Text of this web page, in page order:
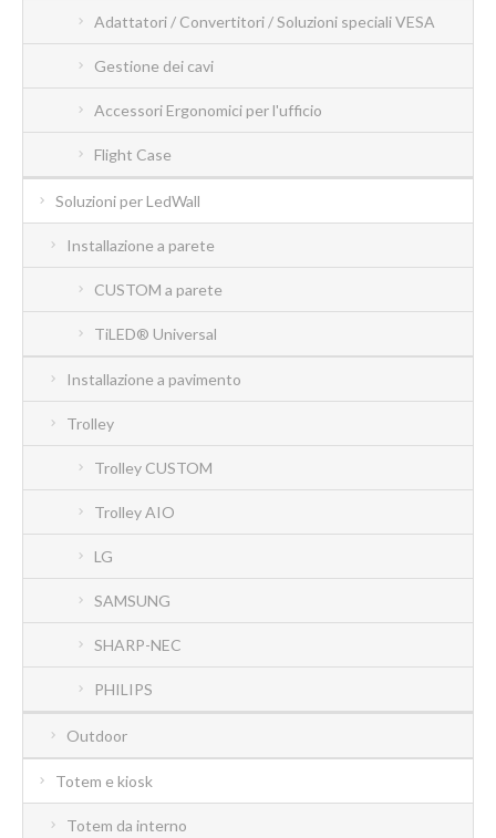
Adattatori / Convertitori / Soluzioni speciali VESA
Gestione dei cavi
Accessori Ergonomici per l'ufficio
Flight Case
Soluzioni per LedWall
Installazione a parete
CUSTOM a parete
TiLED® Universal
Installazione a pavimento
Trolley
Trolley CUSTOM
Trolley AIO
LG
SAMSUNG
SHARP-NEC
PHILIPS
Outdoor
Totem e kiosk
Totem da interno